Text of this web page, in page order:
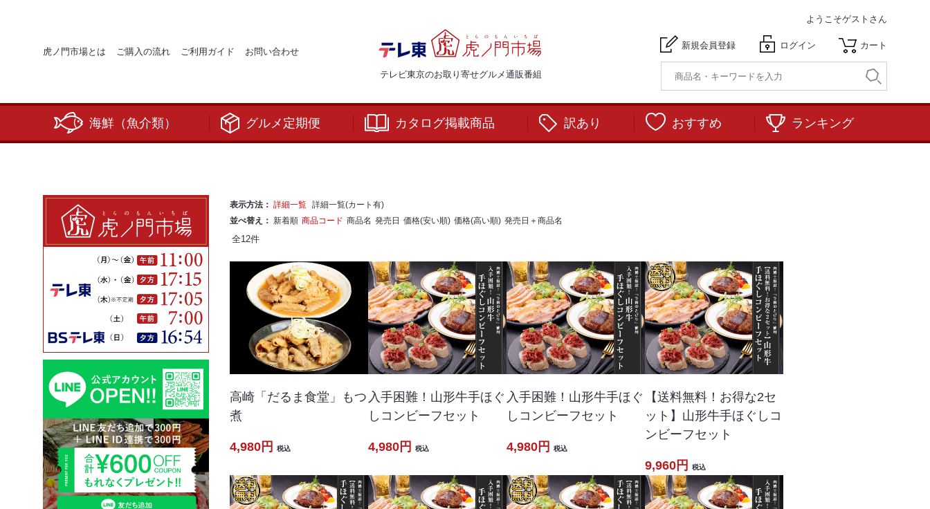
虎ノ門市場とは ご購入の流れ ご利用ガイド お問い合わせ
テレビ東京のお取り寄せグルメ通販番組
ようこそゲストさん
新規会員登録 ログイン カート
海鮮（魚介類） グルメ定期便 カタログ掲載商品 訳あり おすすめ ランキング
表示方法： 詳細一覧 詳細一覧(カート有)
並べ替え： 新着順 商品コード 商品名 発売日 価格(安い順) 価格(高い順) 発売日＋商品名
全12件
高崎「だるま食堂」もつ
煮
4,980円 税込
入手困難！山形牛手ほぐ
しコンビーフセット
4,980円 税込
入手困難！山形牛手ほぐ
しコンビーフセット
4,980円 税込
【送料無料！お得な2セ
ット】山形牛手ほぐしコ
ンビーフセット
9,960円 税込